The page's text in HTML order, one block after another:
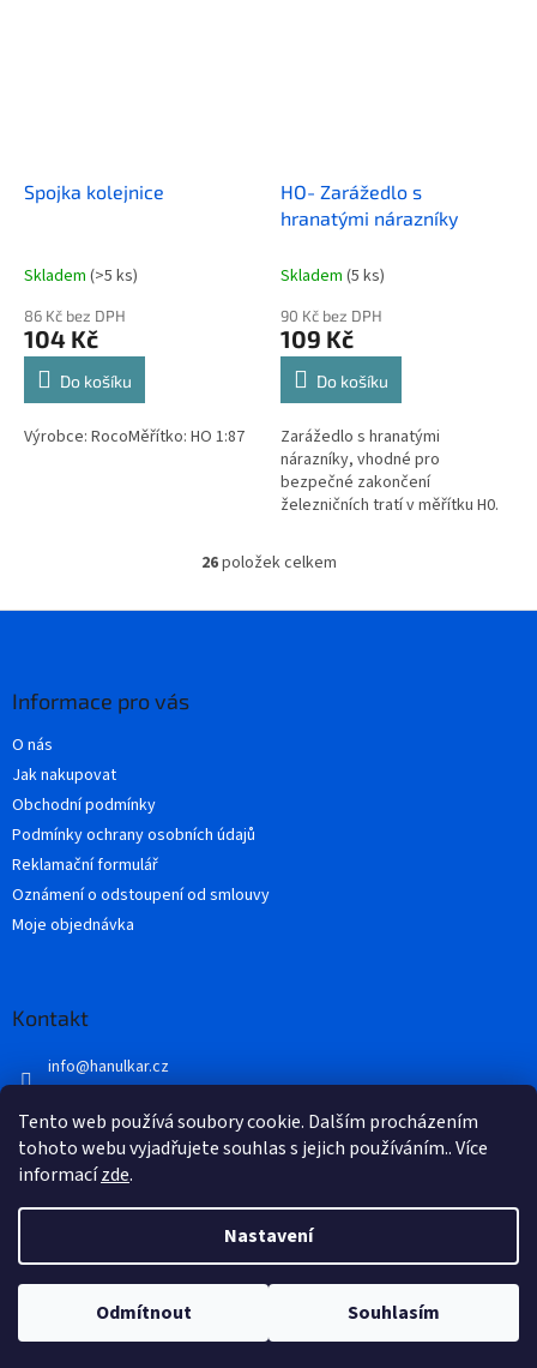
Tento web používá soubory cookie. Dalším procházením
tohoto webu vyjadřujete souhlas s jejich používáním.. Více
informacízde.
Nastavení
Odmítnout Souhlasím
Spojka kolejnice
Skladem (>5 ks)
86 Kč bez DPH
104 Kč
Do košíku
Výrobce: RocoMěřítko: HO 1:87
HO- Zarážedlo s
hranatými nárazníky
Skladem (5 ks)
90 Kč bez DPH
109 Kč
Do košíku
Zarážedlo s hranatými
nárazníky, vhodné pro
bezpečné zakončení
železničních tratí v měřítku H0.
O
l
ý
26položek celkem
Informace pro vás
O nás
Jak nakupovat
Obchodní podmínky
Podmínky ochrany osobních údajů
Reklamační formulář
Oznámení o odstoupení od smlouvy
Moje objednávka
Kontakt
info@hanulkar.cz
Přidejte se k nám...
Vytvořil Shoptet
Copyright 2026 . Všechna práva vyhrazena.